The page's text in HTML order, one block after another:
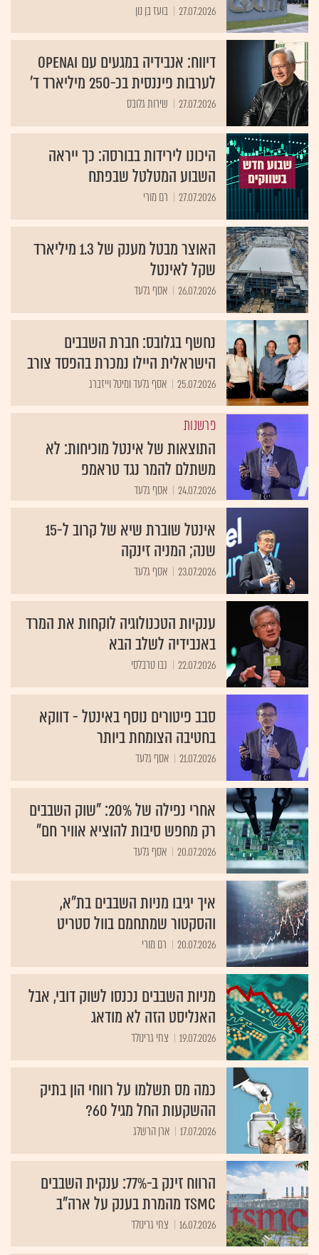
27.07.2026 בועז בן נון
דיווח: אנבידיה במגעים עם OpenAI
לערבות פיננסית בכ-250 מיליארד ד'
27.07.2026 שירות גלובס
היכונו לירידות בבורסה: כך ייראה
השבוע המטלטל שבפתח
27.07.2026 רם מורי
האוצר מבטל מענק של 1.3 מיליארד
שקל לאינטל
26.07.2026 אסף גלעד
נחשף בגלובס: חברת השבבים
הישראלית היילו נמכרת בהפסד צורב
25.07.2026 אסף גלעד ומיטל וייזברג
פרשנות
התוצאות של אינטל מוכיחות: לא
משתלם להמר נגד טראמפ
24.07.2026 אסף גלעד
אינטל שוברת שיא של קרוב ל-15
שנה; המניה זינקה
23.07.2026 אסף גלעד
ענקיות הטכנולוגיה לוקחות את המרד
באנבידיה לשלב הבא
22.07.2026 נבו טרבלסי
סבב פיטורים נוסף באינטל - דווקא
בחטיבה הצומחת ביותר
21.07.2026 אסף גלעד
אחרי נפילה של 20%: "שוק השבבים
רק מחפש סיבות להוציא אוויר חם"
20.07.2026 אסף גלעד
איך יגיבו מניות השבבים בת"א,
והסקטור שמתחמם בוול סטריט
20.07.2026 רם מורי
מניות השבבים נכנסו לשוק דובי, אבל
האנליסט הזה לא מודאג
19.07.2026 צחי גרינולד
כמה מס תשלמו על רווחי הון בתיק
ההשקעות החל מגיל 60?
17.07.2026 ארן הרשלג
הרווח זינק ב-77%: ענקית השבבים
TSMC מהמרת בענק על ארה"ב
16.07.2026 צחי גרינולד